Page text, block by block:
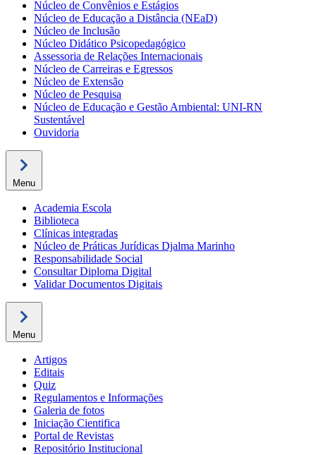
Núcleo de Convênios e Estágios
Núcleo de Educação a Distância (NEaD)
Núcleo de Inclusão
Núcleo Didático Psicopedagógico
Assessoria de Relações Internacionais
Núcleo de Carreiras e Egressos
Núcleo de Extensão
Núcleo de Pesquisa
Núcleo de Educação e Gestão Ambiental: UNI-RN
Sustentável
Ouvidoria
Menu
Academia Escola
Biblioteca
Clínicas integradas
Núcleo de Práticas Jurídicas Djalma Marinho
Responsabilidade Social
Consultar Diploma Digital
Validar Documentos Digitais
Menu
Artigos
Editais
Quiz
Regulamentos e Informações
Galeria de fotos
Iniciação Cientifica
Portal de Revistas
Repositório Institucional